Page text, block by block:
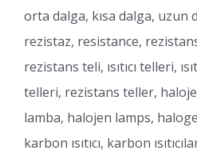
orta dalga, kısa dalga, uzun
rezistaz, resistance,
rezistans teli, ısıtıcı telleri,
telleri, rezistans teller,
lamba, halojen lamps,
karbon ısıtıcı, karbon